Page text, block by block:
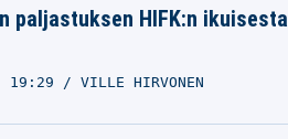
paljastuksen HIFK:n ikuisesta
19:29 VILLE HIRVONEN